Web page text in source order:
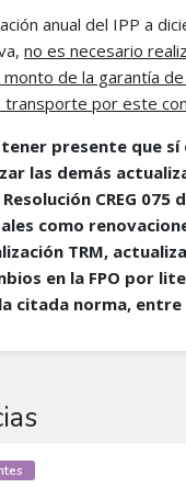
anual del IPP a
no es necesario
monto de la garantía
transporte por este
presente que sí
las demás
CREG 075
como
TRM,
en la FPO por
citada norma,